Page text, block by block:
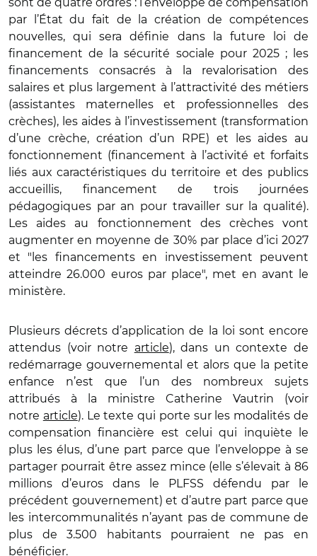
par l’État du fait de la création de compétences
nouvelles, qui sera définie dans la future loi de
financement de la sécurité sociale pour 2025 ; les
financements consacrés à la revalorisation des
salaires et plus largement à l’attractivité des métiers
(assistantes maternelles et professionnelles des
crèches), les aides à l’investissement (transformation
d’une crèche, création d’un RPE) et les aides au
fonctionnement (financement à l’activité et forfaits
liés aux caractéristiques du territoire et des publics
accueillis, financement de trois journées
pédagogiques par an pour travailler sur la qualité).
Les aides au fonctionnement des crèches vont
augmenter en moyenne de 30% par place d’ici 2027
et "les financements en investissement peuvent
atteindre 26.000 euros par place", met en avant le
ministère.
Plusieurs décrets d’application de la loi sont encore
attendus (voir notre article), dans un contexte de
redémarrage gouvernemental et alors que la petite
enfance n’est que l’un des nombreux sujets
attribués à la ministre Catherine Vautrin (voir
notre article). Le texte qui porte sur les modalités de
compensation financière est celui qui inquiète le
plus les élus, d’une part parce que l’enveloppe à se
partager pourrait être assez mince (elle s’élevait à 86
millions d’euros dans le PLFSS défendu par le
précédent gouvernement) et d’autre part parce que
les intercommunalités n’ayant pas de commune de
plus de 3.500 habitants pourraient ne pas en
bénéficier.